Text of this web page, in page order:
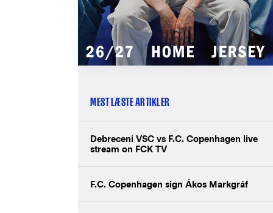
MEST LÆSTE ARTIKLER
Debreceni VSC vs F.C. Copenhagen live
stream on FCK TV
F.C. Copenhagen sign Ákos Markgráf